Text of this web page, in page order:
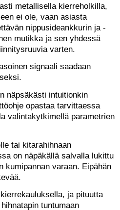
metallisella kierreholkilla,
ei ole, vaan asiasta
nippusideankkurin ja -
mutikka ja sen yhdessä
varten.
signaali saadaan
näpsäkästi intuitionkin
opastaa tarvittaessa
valintakytkimellä parametrien
tai kitarahihnaan
on näpäkällä salvalla lukittu
kumipannan varaan. Eipähän
ja pituutta
tuntumaan